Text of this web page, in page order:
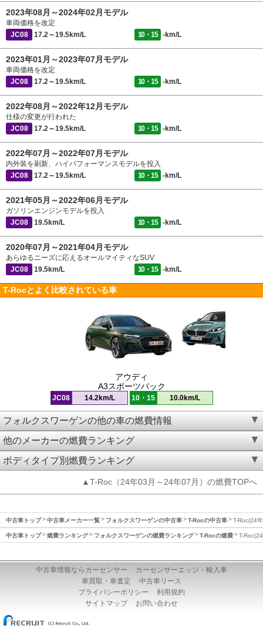
2023年08月～2024年02月モデル
車両価格を改定
JC08
17.2～19.5km/L 10・15 -km/L
2023年01月～2023年07月モデル
車両価格を改定
JC08
17.2～19.5km/L 10・15 -km/L
2022年08月～2022年12月モデル
仕様の変更が行われた
JC08
17.2～19.5km/L 10・15 -km/L
2022年07月～2022年07月モデル
内外装を刷新、ハイパフォーマンスモデルを投入
JC08
17.2～19.5km/L 10・15 -km/L
2021年05月～2022年06月モデル
ガソリンエンジンモデルを投入
JC08
19.5km/L 10・15 -km/L
2020年07月～2021年04月モデル
あらゆるニーズに応えるオールマイティなSUV
JC08
19.5km/L 10・15 -km/L
T-Rocとよく比較されている車
アウディ
A3スポーツバック
JC08 14.2km/L 10・15 10.0km/L
フォルクスワーゲンの他の車の燃費情報
他のメーカーの燃費ランキング
ボディタイプ別燃費ランキング
▲T-Roc（24年03月～24年07月）の燃費TOPへ
中古車トップ 中古車メーカー一覧 フォルクスワーゲンの中古車 T-Rocの中古車 T-Roc(24
中古車トップ 燃費ランキング フォルクスワーゲンの燃費ランキング T-Rocの燃費 T-
中古車情報ならカーセンサー
カーセンサーエッジ・輸入車
車買取・車査定
中古車リース
プライバシーポリシー
利用規約
サイトマップ
お問い合わせ